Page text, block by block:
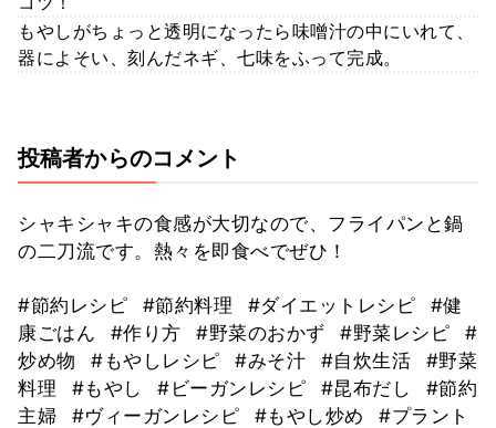
もやしがちょっと透明になったら味噌汁の中にいれて、
器によそい、刻んだネギ、七味をふって完成。
投稿者からのコメント
シャキシャキの食感が大切なので、フライパンと鍋
の二刀流です。熱々を即食べでぜひ！
#節約レシピ #節約料理 #ダイエットレシピ
#健
康ごはん
#作り方 #野菜のおかず #野菜レシピ
#
炒め物
#もやしレシピ #みそ汁 #自炊生活
#野菜
料理
#もやし #ビーガンレシピ #昆布だし
#節約
主婦
#ヴィーガンレシピ #もやし炒め
#プラント